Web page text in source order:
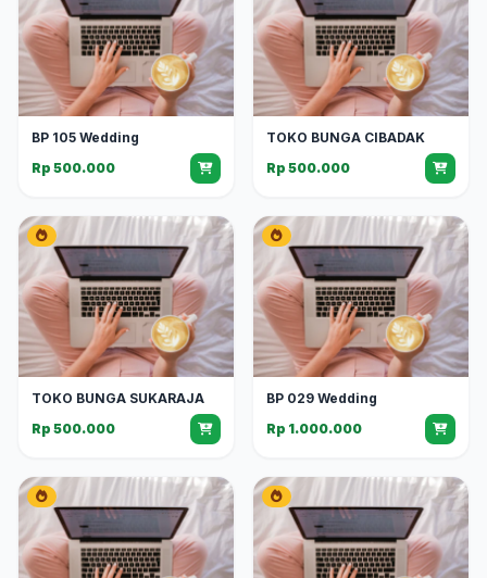
BP 105 Wedding
Rp 500.000
TOKO BUNGA CIBADAK
Rp 500.000
TOKO BUNGA SUKARAJA
Rp 500.000
BP 029 Wedding
Rp 1.000.000